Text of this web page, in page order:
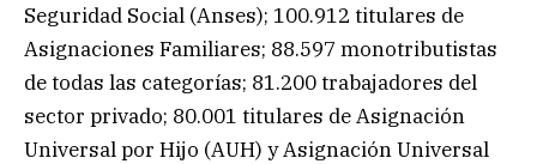
Seguridad Social (Anses); 100.912 titulares de
Asignaciones Familiares; 88.597 monotributistas
de todas las categorías; 81.200 trabajadores del
sector privado; 80.001 titulares de Asignación
Universal por Hijo (AUH) y Asignación Universal